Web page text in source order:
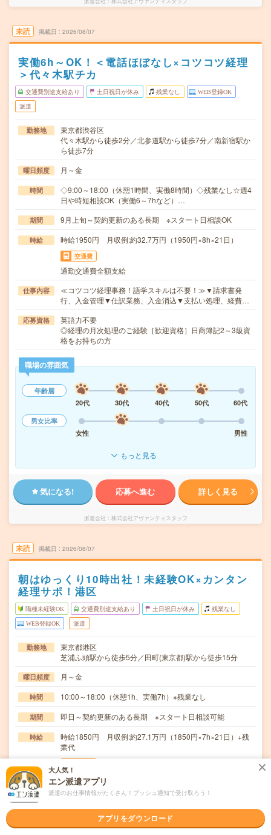
未読 掲載日 2026/08/07
実働6h～OK！＜電話ほぼなし×コツコツ経理
＞代々木駅チカ
交通費別途支給あり 土日祝日が休み 残業なし WEB登録OK
派遣
勤務地
東京都渋谷区
代々木駅から徒歩2分／北参道駅から徒歩7分／南新宿駅か
ら徒歩7分
曜日頻度 月～金
時間
◇9:00～18:00（休憩1時間、実働8時間）◇残業なし☆週4
日や時短相談OK（実働6～7hなど）…
期間 9月上旬～契約更新のある長期 ※スタート日相談OK
時給 時給1950円 月収例:約32.7万円（1950円×8h×21日）
交通費
通勤交通費全額支給
仕事内容
≪コツコツ経理事務！語学スキルは不要！≫▼請求書発
行、入金管理▼仕訳業務、入金消込▼支払い処理、経費…
応募資格
英語力不要
◎経理の月次処理のご経験［歓迎資格］日商簿記2～3級資
格をお持ちの方
職場の雰囲気
年齢層
20代
30代 40代 50代
60代
男女比率
女性
男性
もっと見る
気になる! 応募へ進む 詳しく見る
派遣会社 株式会社アヴァンティスタッフ
未読 掲載日 2026/08/07
朝はゆっくり10時出社！未経験OK×カンタン
経理サポ！港区
職種未経験OK 交通費別途支給あり 土日祝日が休み 残業なし
WEB登録OK 派遣
勤務地
東京都港区
芝浦ふ頭駅から徒歩5分／田町(東京都)駅から徒歩15分
曜日頻度 月～金
時間 10:00～18:00（休憩1h、実働7h）※残業なし
期間 即日～契約更新のある長期 ※スタート日相談可能
時給
時給1850円 月収例:約27.1万円（1850円×7h×21日）+残
業代
通勤交通費全額支給
仕事内容
＜ 未経験カンゲイ！ 経理部門×事務サポート ＞▼データ入
力（経理システム・Excel）▼マスタの登…
応募資格
職種未経験OK / パソコンスキル不要 / 英語力不要
大人気！
エン派遣アプリ
派遣のお仕事情報がたくさん！プッシュ通知で受け取ろう！
アプリをダウンロード